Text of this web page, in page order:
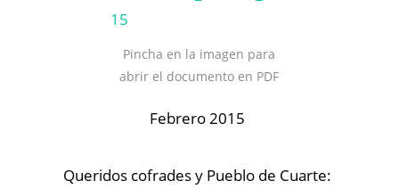
Pincha en la imagen para
abrir el documento en PDF
Febrero 2015
Queridos cofrades y Pueblo de Cuarte: